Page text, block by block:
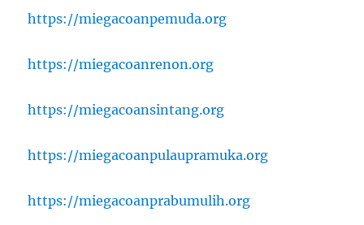
https://miegacoanpemuda.org
https://miegacoanrenon.org
https://miegacoansintang.org
https://miegacoanpulaupramuka.org
https://miegacoanprabumulih.org